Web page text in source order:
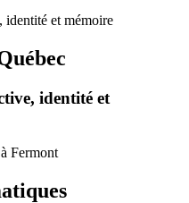
identité et